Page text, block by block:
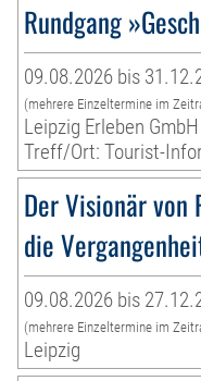
Rundgang
09.08.2026 bis
(mehrere Einzeltermine im
Leipzig Erleben GmbH
Treff/Ort: Tourist-
Der Visionär
die
09.08.2026 bis
(mehrere Einzeltermine im
Leipzig